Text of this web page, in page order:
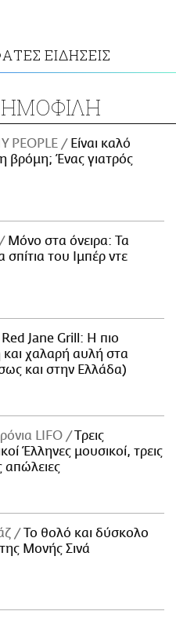
ΕΙΔΗΣΕΙΣ
PEOPLE
Είναι καλό
βρόμη; Ένας γιατρός
Μόνο στα όνειρα: Τα
σπίτια του Ιμπέρ ντε
Jane Grill: Η πιο
και χαλαρή αυλή στα
και στην Ελλάδα)
LIFO
Tρεις
Έλληνες μουσικοί, τρεις
απώλειες
Το θολό και δύσκολο
Μονής Σινά